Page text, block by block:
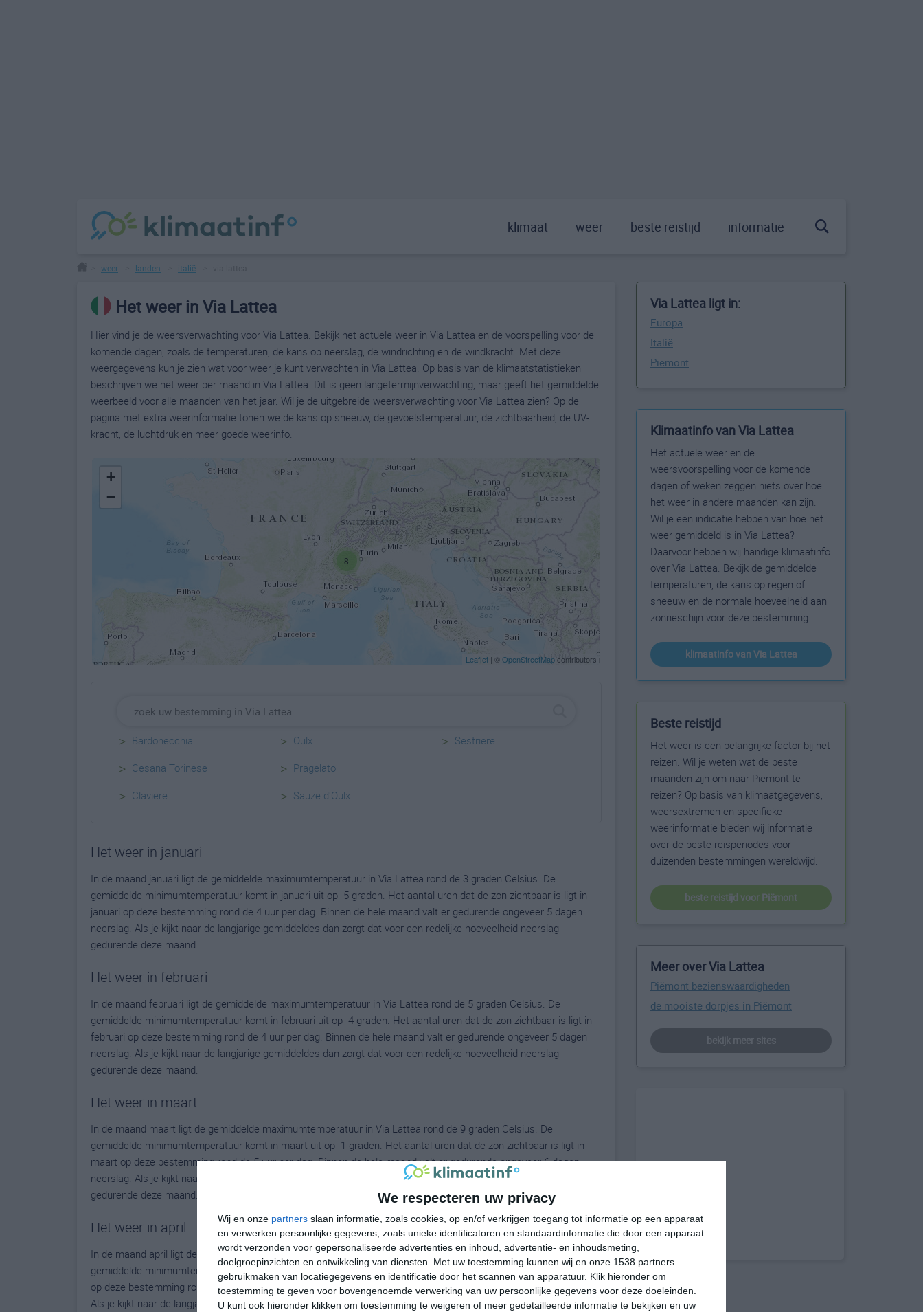
We respecteren uw privacy
Wij en onze partners slaan informatie, zoals cookies, op en/of verkrijgen toegang tot informatie op een apparaat
en verwerken persoonlijke gegevens, zoals unieke identificatoren en standaardinformatie die door een apparaat
wordt verzonden voor gepersonaliseerde advertenties en inhoud, advertentie- en inhoudsmeting,
doelgroepinzichten en ontwikkeling van diensten.
Met uw toestemming kunnen wij en onze 1538 partners
gebruikmaken van locatiegegevens en identificatie door het scannen van apparatuur. Klik hieronder om
toestemming te geven voor bovengenoemde verwerking van uw persoonlijke gegevens voor deze doeleinden.
U kunt ook hieronder klikken om toestemming te weigeren of meer gedetailleerde informatie te bekijken en uw
klimaat weer beste reistijd informatie
weer landen italië
Het weer in Via Lattea
Hier vind je de weersverwachting voor Via Lattea. Bekijk het actuele weer in Via Lattea en de voorspelling voor de
komende dagen, zoals de temperaturen, de kans op neerslag, de windrichting en de windkracht. Met deze
weergegevens kun je zien wat voor weer je kunt verwachten in Via Lattea. Op basis van de klimaatstatistieken
beschrijven we het weer per maand in Via Lattea. Dit is geen langetermijnverwachting, maar geeft het gemiddelde
weerbeeld voor alle maanden van het jaar. Wil je de uitgebreide weersverwachting voor Via Lattea zien? Op de
pagina met extra weerinformatie tonen we de kans op sneeuw, de gevoelstemperatuur, de zichtbaarheid, de UV-
kracht, de luchtdruk en meer goede weerinfo.
8
+
−
Leaflet | ©OpenStreetMapcontributors
> Bardonecchia
> Cesana Torinese
> Claviere
> Oulx
> Pragelato
> Sauze d'Oulx
> Sestriere
Het weer in januari
In de maand januari ligt de gemiddelde maximumtemperatuur in Via Lattea rond de 3 graden Celsius. De
gemiddelde minimumtemperatuur komt in januari uit op -5 graden. Het aantal uren dat de zon zichtbaar is ligt in
januari op deze bestemming rond de 4 uur per dag. Binnen de hele maand valt er gedurende ongeveer 5 dagen
neerslag. Als je kijkt naar de langjarige gemiddeldes dan zorgt dat voor een redelijke hoeveelheid neerslag
gedurende deze maand.
Het weer in februari
In de maand februari ligt de gemiddelde maximumtemperatuur in Via Lattea rond de 5 graden Celsius. De
gemiddelde minimumtemperatuur komt in februari uit op -4 graden. Het aantal uren dat de zon zichtbaar is ligt in
februari op deze bestemming rond de 4 uur per dag. Binnen de hele maand valt er gedurende ongeveer 5 dagen
neerslag. Als je kijkt naar de langjarige gemiddeldes dan zorgt dat voor een redelijke hoeveelheid neerslag
gedurende deze maand.
Het weer in maart
In de maand maart ligt de gemiddelde maximumtemperatuur in Via Lattea rond de 9 graden Celsius. De
gemiddelde minimumtemperatuur komt in maart uit op -1 graden. Het aantal uren dat de zon zichtbaar is ligt in
maart op deze bestemming rond de 5 uur per dag. Binnen de hele maand valt er gedurende ongeveer 6 dagen
neerslag. Als je kijkt naar de langjarige gemiddeldes dan zorgt dat voor een redelijke hoeveelheid neerslag
gedurende deze maand.
Het weer in april
In de maand april ligt de gemiddelde maximumtemperatuur in Via Lattea rond de 13 graden Celsius. De
gemiddelde minimumtemperatuur komt in april uit op 2 graden. Het aantal uren dat de zon zichtbaar is ligt in april
op deze bestemming rond de 6 uur per dag. Binnen de hele maand valt er gedurende ongeveer 9 dagen neerslag.
Als je kijkt naar de langjarige gemiddeldes dan zorgt dat voor een redelijke hoeveelheid neerslag gedurende deze
Via Lattea ligt in:
Europa
Italië
Piëmont
Klimaatinfo van Via Lattea
Het actuele weer en de
weersvoorspelling voor de komende
dagen of weken zeggen niets over hoe
het weer in andere maanden kan zijn.
Wil je een indicatie hebben van hoe het
weer gemiddeld is in Via Lattea?
Daarvoor hebben wij handige klimaatinfo
over Via Lattea. Bekijk de gemiddelde
temperaturen, de kans op regen of
sneeuw en de normale hoeveelheid aan
zonneschijn voor deze bestemming.
klimaatinfo van Via Lattea
Beste reistijd
Het weer is een belangrijke factor bij het
reizen. Wil je weten wat de beste
maanden zijn om naar Piëmont te
reizen? Op basis van klimaatgegevens,
weersextremen en specifieke
weerinformatie bieden wij informatie
over de beste reisperiodes voor
duizenden bestemmingen wereldwijd.
beste reistijd voor Piëmont
Meer over Via Lattea
Piëmont bezienswaardigheden
de mooiste dorpjes in Piëmont
bekijk meer sites